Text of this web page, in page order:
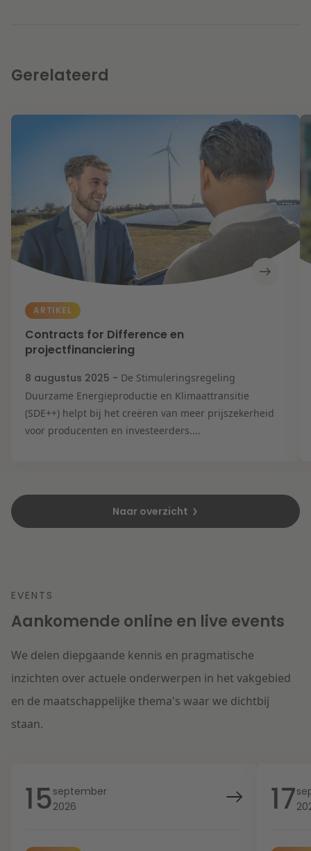
Gerelateerd
ARTIKEL
Contracts for Difference en
projectfinanciering
8 augustus 2025 - De Stimuleringsregeling
Duurzame Energieproductie en Klimaattransitie
(SDE++) helpt bij het creëren van meer prijszekerheid
voor producenten en investeerders....
Naar overzicht
EVENTS
Aankomende online en live events
We delen diepgaande kennis en pragmatische
inzichten over actuele onderwerpen in het vakgebied
en de maatschappelijke thema's waar we dichtbij
staan.
15september
2026
17